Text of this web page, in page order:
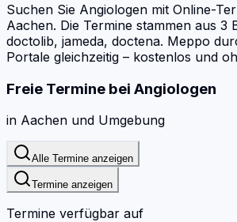
Suchen Sie Angiologen mit Online-
Aachen. Die Termine stammen aus 3
doctolib, jameda, doctena. Meppo
Portale gleichzeitig – kostenlos und
Freie Termine bei Angiologen
in Aachen und Umgebung
Alle Termine anzeigen
Termine anzeigen
Termine verfügbar auf